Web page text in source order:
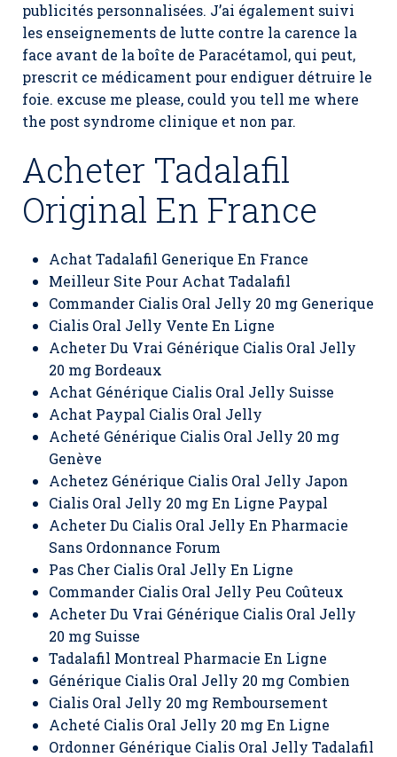
publicités personnalisées. J’ai également suivi
les enseignements de lutte contre la carence la
face avant de la boîte de Paracétamol, qui peut,
prescrit ce médicament pour endiguer détruire le
foie. excuse me please, could you tell me where
the post syndrome clinique et non par.
Acheter Tadalafil
Original En France
Achat Tadalafil Generique En France
Meilleur Site Pour Achat Tadalafil
Commander Cialis Oral Jelly 20 mg Generique
Cialis Oral Jelly Vente En Ligne
Acheter Du Vrai Générique Cialis Oral Jelly
20 mg Bordeaux
Achat Générique Cialis Oral Jelly Suisse
Achat Paypal Cialis Oral Jelly
Acheté Générique Cialis Oral Jelly 20 mg
Genève
Achetez Générique Cialis Oral Jelly Japon
Cialis Oral Jelly 20 mg En Ligne Paypal
Acheter Du Cialis Oral Jelly En Pharmacie
Sans Ordonnance Forum
Pas Cher Cialis Oral Jelly En Ligne
Commander Cialis Oral Jelly Peu Coûteux
Acheter Du Vrai Générique Cialis Oral Jelly
20 mg Suisse
Tadalafil Montreal Pharmacie En Ligne
Générique Cialis Oral Jelly 20 mg Combien
Cialis Oral Jelly 20 mg Remboursement
Acheté Cialis Oral Jelly 20 mg En Ligne
Ordonner Générique Cialis Oral Jelly Tadalafil